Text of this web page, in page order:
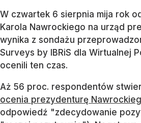
W czwartek 6 sierpnia mija rok
Karola Nawrockiego na urząd
wynika z sondażu
Surveys by IBRiS dla Wirtualnej
ocenili ten czas.
Aż 56 proc. respondentów
ocenia prezydenturę
odpowiedź "zdecydowanie